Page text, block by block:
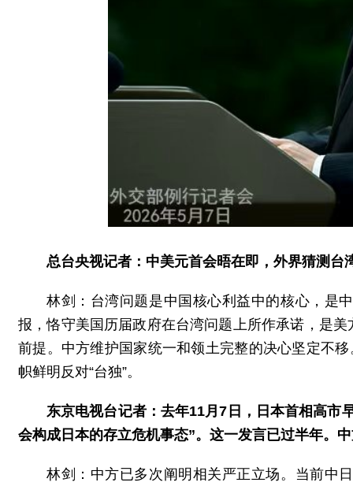
总台央视记者：中美元首会晤在即，外界猜测
林剑：台湾问题是中国核心利益中的核心，是
报，恪守美国历届政府在台湾问题上所作承诺，是
前提。中方维护国家统一和领土完整的决心坚定不
帜鲜明反对“台独”。
东京电视台记者：去年11月7日，日本首相高市
会构成日本的存立危机事态”。这一发言已过半年。
林剑：中方已多次阐明相关严正立场。当前中